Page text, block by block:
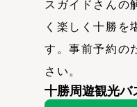
スガイドさんの
く楽しく十勝を
す。事前予約の
さい。
十勝周遊観光バ